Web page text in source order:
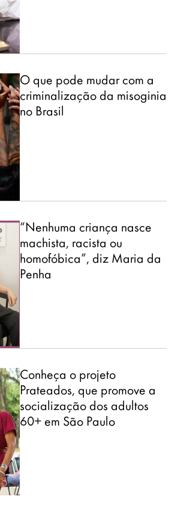
O que pode mudar com a
criminalização da misoginia
no Brasil
“Nenhuma criança nasce
machista, racista ou
homofóbica”, diz Maria da
Penha
Conheça o projeto
Prateados, que promove a
socialização dos adultos
60+ em São Paulo